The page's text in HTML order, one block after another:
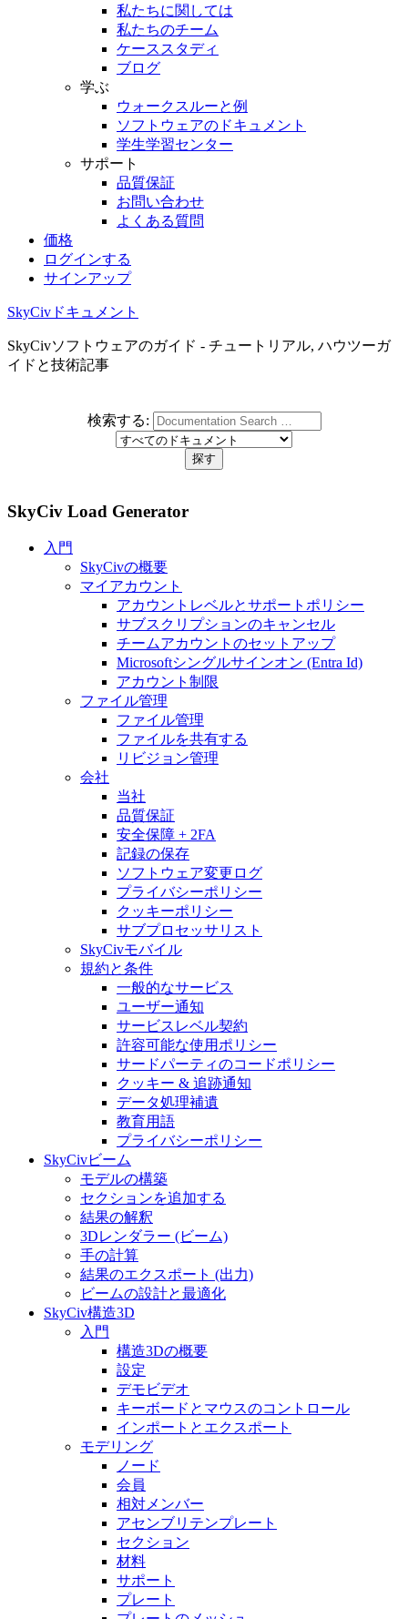
私たちに関しては
私たちのチーム
ケーススタディ
ブログ
学ぶ
ウォークスルーと例
ソフトウェアのドキュメント
学生学習センター
サポート
品質保証
お問い合わせ
よくある質問
価格
ログインする
サインアップ
SkyCivドキュメント
SkyCivソフトウェアのガイド - チュートリアル, ハウツーガ
イドと技術記事
検索する:
SkyCiv Load Generator
入門
SkyCivの概要
マイアカウント
アカウントレベルとサポートポリシー
サブスクリプションのキャンセル
チームアカウントのセットアップ
Microsoftシングルサインオン (Entra Id)
アカウント制限
ファイル管理
ファイル管理
ファイルを共有する
リビジョン管理
会社
当社
品質保証
安全保障 + 2FA
記録の保存
ソフトウェア変更ログ
プライバシーポリシー
クッキーポリシー
サブプロセッサリスト
SkyCivモバイル
規約と条件
一般的なサービス
ユーザー通知
サービスレベル契約
許容可能な使用ポリシー
サードパーティのコードポリシー
クッキー & 追跡通知
データ処理補遺
教育用語
プライバシーポリシー
SkyCivビーム
モデルの構築
セクションを追加する
結果の解釈
3Dレンダラー (ビーム)
手の計算
結果のエクスポート (出力)
ビームの設計と最適化
SkyCiv構造3D
入門
構造3Dの概要
設定
デモビデオ
キーボードとマウスのコントロール
インポートとエクスポート
モデリング
ノード
会員
相対メンバー
アセンブリテンプレート
セクション
材料
サポート
プレート